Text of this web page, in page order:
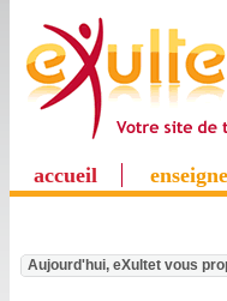
accueil
Aujourd'hui, eXultet vous